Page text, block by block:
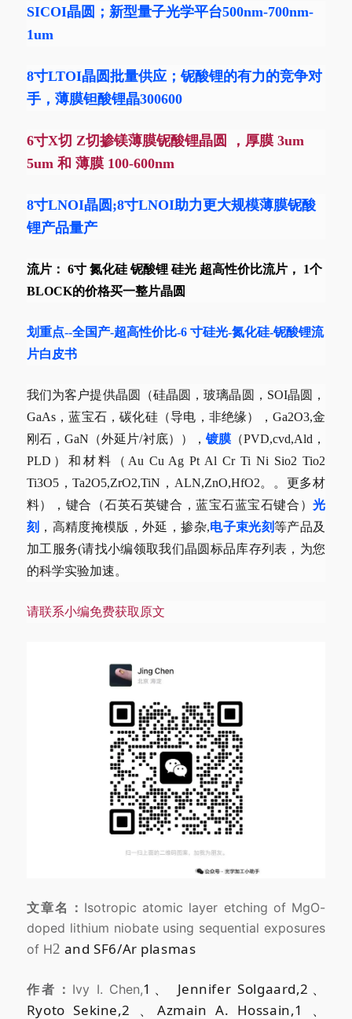
SICOI晶圆 ；新型量子光学平台500nm-700nm-
1um
8寸LTOI晶圆批量供应；铌酸锂的有力的竞争对
手，薄膜钽酸锂晶300600
6寸X切 Z切掺镁薄膜铌酸锂晶圆 ，厚膜 3um
5um 和 薄膜 100-600nm
8寸LNOI晶圆;8寸LNOI助力更大规模薄膜铌酸
锂产品量产
流片： 6寸 氮化硅 铌酸锂 硅光 超高性价比流片， 1个
BLOCK的价格买一整片晶圆
划重点--全国产-超高性价比-6 寸硅光-氮化硅-铌酸锂流
片白皮书
我们为客户提供晶圆（硅晶圆，玻璃晶圆，SOI晶圆，
GaAs，蓝宝石，碳化硅（导电，非绝缘），Ga2O3,金
刚石，GaN（外延片/衬底））， 镀膜（PVD,cvd,Ald，
PLD）和材料（Au Cu Ag Pt Al Cr Ti Ni Sio2 Tio2
Ti3O5，Ta2O5,ZrO2,TiN，ALN,ZnO,HfO2。。更多材
料），键合（石英石英键合，蓝宝石蓝宝石键合）光
刻 ，高精度掩模版，外延，掺杂,电子束光刻等产品及
加工服务(请找小编领取我们晶圆标品库存列表，为您
的科学实验加速。
请联系小编免费获取原文
文章名： Isotropic atomic layer etching of MgO-
doped lithium niobate using sequential exposures
of H2 and SF6/Ar plasmas
作者： Ivy I. Chen,1、 Jennifer Solgaard,2、
Ryoto Sekine,2 、Azmain A. Hossain,1 、